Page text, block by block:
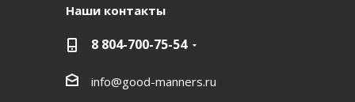
Наши контакты
8 804-700-75-54
info@good-manners.ru